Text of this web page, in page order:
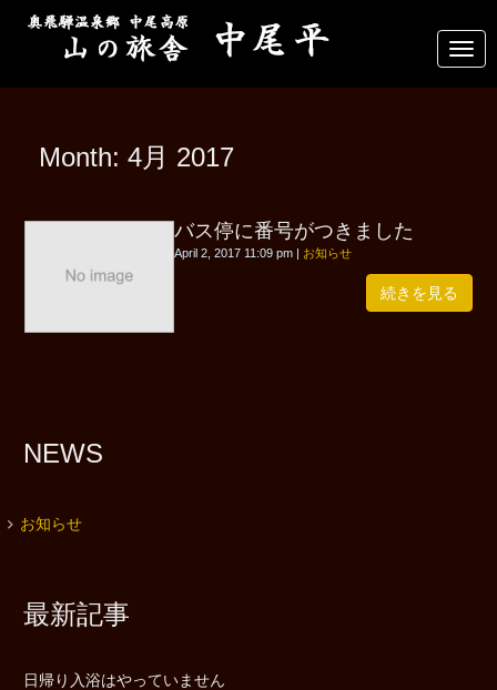
N
a
v
Month: 4月 2017
バス停に番号がつきました
April 2, 2017 11:09 pm| お知らせ
続きを見る
NEWS
お知らせ
最新記事
日帰り入浴はやっていません